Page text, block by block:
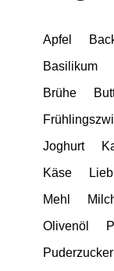
Apfel
Basilikum
Brühe
Joghurt
Käse
Mehl
Olivenöl
Puderzucker